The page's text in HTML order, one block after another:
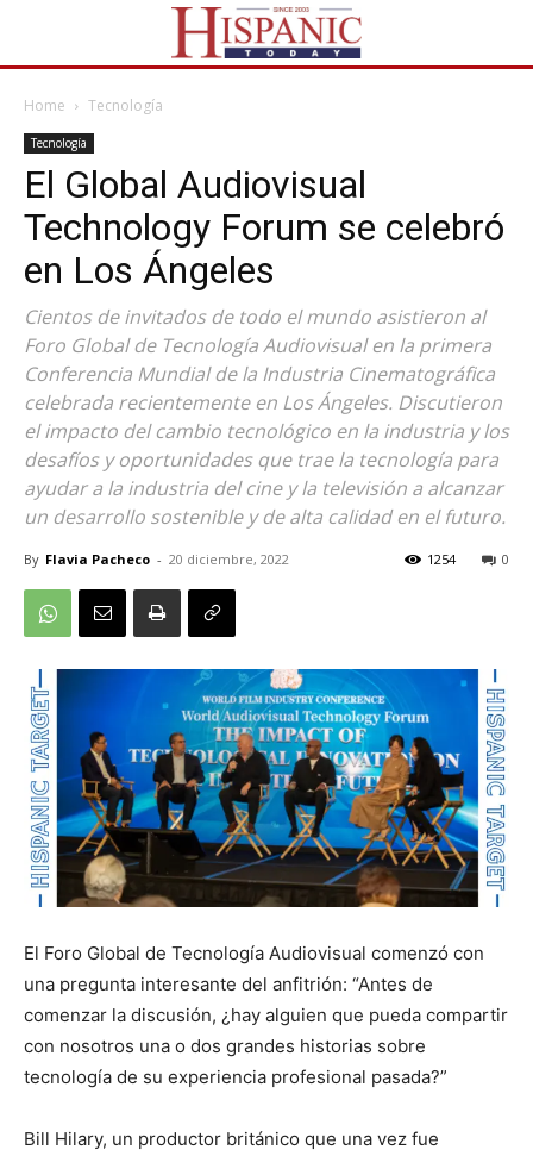
Home Tecnología
Tecnología
El Global Audiovisual
Technology Forum se celebró
en Los Ángeles
Cientos de invitados de todo el mundo asistieron al
Foro Global de Tecnología Audiovisual en la primera
Conferencia Mundial de la Industria Cinematográfica
celebrada recientemente en Los Ángeles. Discutieron
el impacto del cambio tecnológico en la industria y los
desafíos y oportunidades que trae la tecnología para
ayudar a la industria del cine y la televisión a alcanzar
un desarrollo sostenible y de alta calidad en el futuro.
By Flavia Pacheco - 20 diciembre, 2022 0
1254
El Foro Global de Tecnología Audiovisual comenzó con
una pregunta interesante del anfitrión: “Antes de
comenzar la discusión, ¿hay alguien que pueda compartir
con nosotros una o dos grandes historias sobre
tecnología de su experiencia profesional pasada?”
Bill Hilary, un productor británico que una vez fue